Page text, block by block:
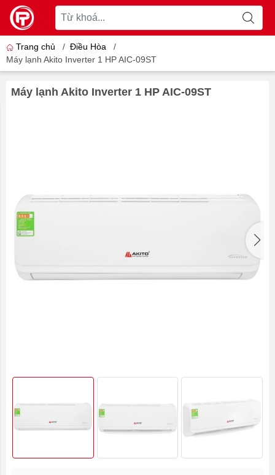
Trang chủ / Điều Hòa
/
Máy lạnh Akito Inverter 1 HP AIC-09ST
Máy lạnh Akito Inverter 1 HP AIC-09ST